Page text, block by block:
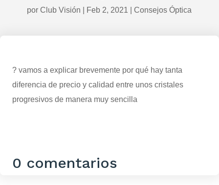
por Club Visión Feb 2, 2021 Consejos Óptica
? vamos a explicar brevemente por qué hay tanta
diferencia de precio y calidad entre unos cristales
progresivos de manera muy sencilla
0 comentarios